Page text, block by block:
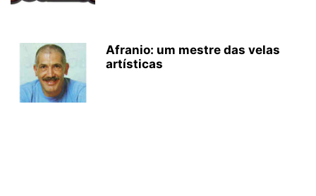
Afranio: um mestre das velas
artísticas